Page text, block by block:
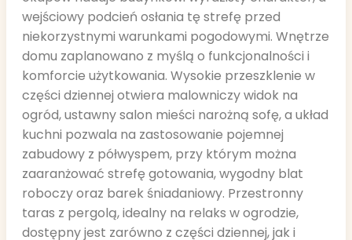
wejściowy podcień osłania tę strefę przed
niekorzystnymi warunkami pogodowymi. Wnętrze
domu zaplanowano z myślą o funkcjonalności i
komforcie użytkowania. Wysokie przeszklenie w
części dziennej otwiera malowniczy widok na
ogród, ustawny salon mieści narożną sofę, a układ
kuchni pozwala na zastosowanie pojemnej
zabudowy z półwyspem, przy którym można
zaaranżować strefę gotowania, wygodny blat
roboczy oraz barek śniadaniowy. Przestronny
taras z pergolą, idealny na relaks w ogrodzie,
dostępny jest zarówno z części dziennej, jak i